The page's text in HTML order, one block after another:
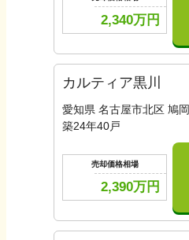
2,340万円
カルティア黒川
愛知県 名古屋市北区 鳩岡
築24年40戸
売却価格相場
2,390万円